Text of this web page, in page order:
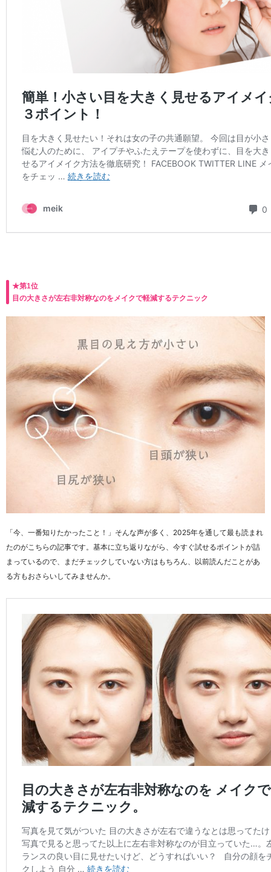
★第1位
目の大きさが左右非対称なのをメイクで軽減するテクニック
「今、一番知りたかったこと！」そんな声が多く、2025年を通して最も読まれ
たのがこちらの記事です。基本に立ち返りながら、今すぐ試せるポイントが詰
まっているので、まだチェックしていない方はもちろん、以前読んだことがあ
る方もおさらいしてみませんか。